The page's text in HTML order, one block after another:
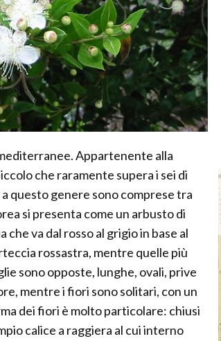
Appartenente alla
che raramente supera i sei di
questo genere sono comprese tra
si presenta come un arbusto di
va dal rosso al grigio in base al
rossastra, mentre quelle più
sono opposte, lunghe, ovali, prive
mentre i fiori sono solitari, con un
dei fiori è molto particolare: chiusi
calice a raggiera al cui interno